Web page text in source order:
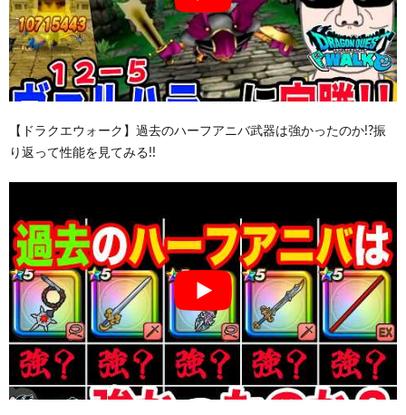
【ドラクエウォーク】過去のハーフアニバ武器は強かったのか!?振
り返って性能を見てみる!!